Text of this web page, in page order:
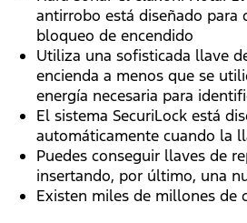
antirrobo está diseñado para
bloqueo de encendido
Utiliza una sofisticada llave
encienda a menos que se
energía necesaria para
El sistema SecuriLock está
automáticamente cuando la
Puedes conseguir llaves de
insertando, por último, una
Existen miles de millones de